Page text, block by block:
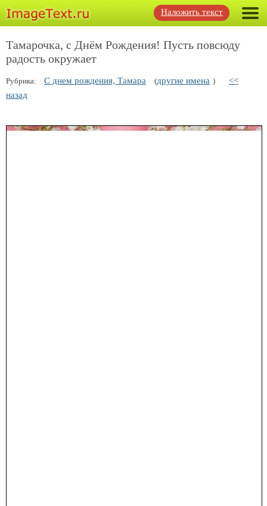
Наложить текст
Тамарочка, с Днём Рождения! Пусть повсюду
радость окружает
Рубрика: С днем рождения, Тамара (другие имена )
<<
назад